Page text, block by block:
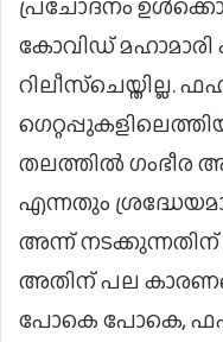
പ്രചോദനം
കോവിഡ് മഹാമാരി
റിലീസ്ചെയ്തില്ല.
തലത്തിൽ ഗംഭീര
എന്നതും
അന്ന്
അതിന് പല
പോകെ പോകെ,